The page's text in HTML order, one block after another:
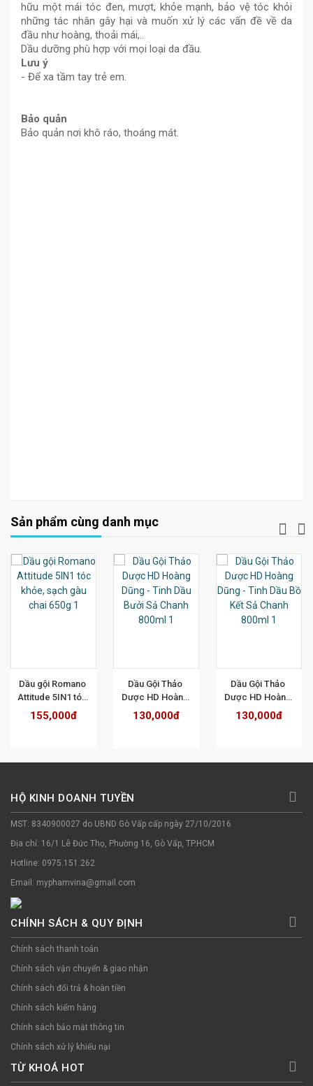
hữu một mái tóc đen, mượt, khỏe mạnh, bảo vệ tóc khỏi
những tác nhân gây hại và muốn xử lý các vấn đề về da
đầu như hoàng, thoải mái,..
Dầu dưỡng phù hợp với mọi loại da đầu.
Lưu ý
- Để xa tầm tay trẻ em.
Bảo quản
Bảo quản nơi khô ráo, thoáng mát.
Sản phẩm cùng danh mục
Dầu gội Romano
Attitude 5IN1 tóc
khỏe, sạch gàu
chai 650g
155,000đ
Dầu Gội Thảo
Dược HD Hoàng
Dũng - Tinh Dầu
Bưởi Sả Chanh
130,000đ
Dầu Gội Thảo
Dược HD Hoàng
Dũng - Tinh Dầu
Bồ Kết Sả Chanh
130,000đ
HỘ KINH DOANH TUYỀN
MST: 8340900027 do UBND Gò Vấp cấp ngày 27/10/2016
Địa chỉ: 16/1 Lê Đức Thọ, Phường 16, Gò Vấp, TP.HCM
Hotline: 0975.151.262
Email: myphamvina@gmail.com
CHÍNH SÁCH & QUY ĐỊNH
Chính sách thanh toán
Chính sách vận chuyển & giao nhận
Chính sách đổi trả & hoàn tiền
Chính sách kiểm hàng
Chính sách bảo mật thông tin
Chính sách xử lý khiếu nại
TỪ KHOÁ HOT